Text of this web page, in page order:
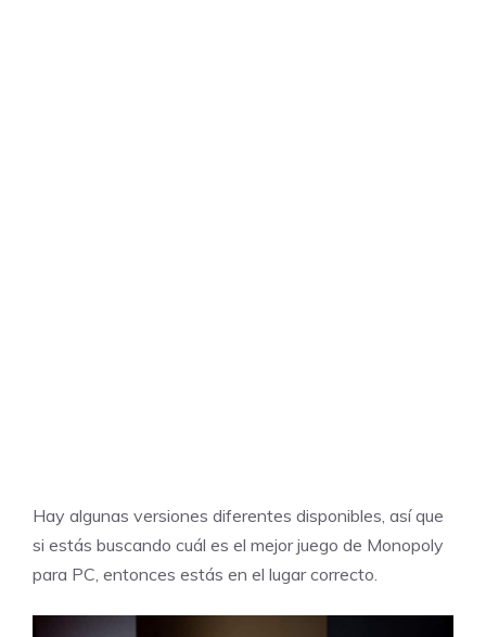
Hay algunas versiones diferentes disponibles, así que
si estás buscando cuál es el mejor juego de Monopoly
para PC, entonces estás en el lugar correcto.